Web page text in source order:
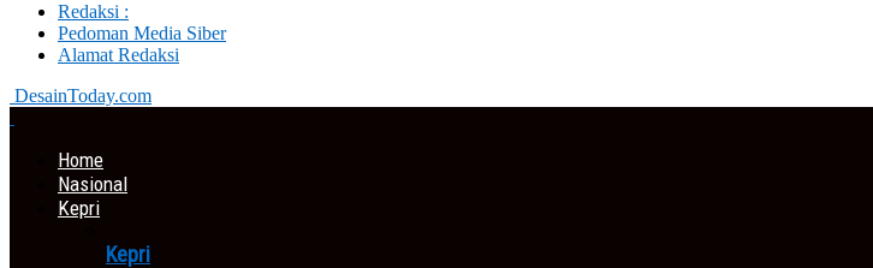
Redaksi :
Pedoman Media Siber
Alamat Redaksi
DesainToday.com
Home
Nasional
Kepri
Kepri